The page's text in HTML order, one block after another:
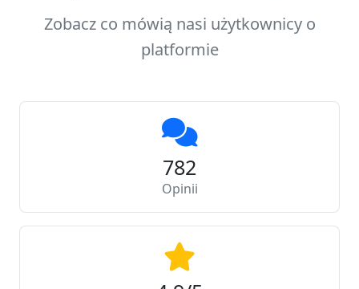
Zobacz co mówią nasi użytkownicy o
platformie
782
Opinii